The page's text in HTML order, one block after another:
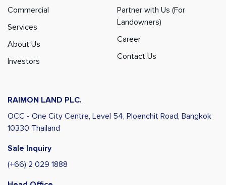
Commercial
Services
About Us
Investors
Partner with Us (For
Landowners)
Career
Contact Us
RAIMON LAND PLC.
OCC - One City Centre, Level 54, Ploenchit Road, Bangkok
10330 Thailand
Sale Inquiry
(+66) 2 029 1888